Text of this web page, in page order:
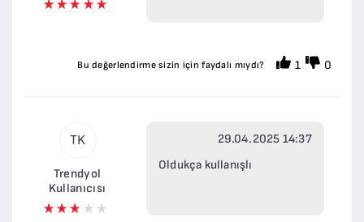
Bu değerlendirme sizin için faydalı mıydı? 1 0
TK
Trendyol
Kullanıcısı
29.04.2025 14:37
Oldukça kullanışlı